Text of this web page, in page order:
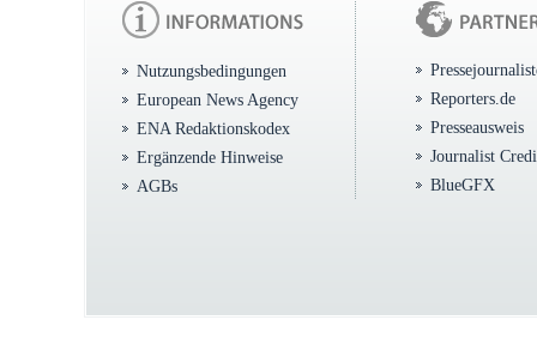
Nutzungsbedingungen
European News Agency
ENA Redaktionskodex
Ergänzende Hinweise
AGBs
Reporters.de
Presseausweis
Journalist
BlueGFX